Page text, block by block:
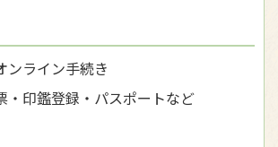
ンライン手続き
・印鑑登録・パスポートなど